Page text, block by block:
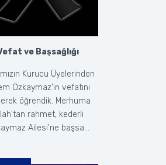
ve Başsağlığı
Kurucu Üyelerinden
Özkaymaz'ın vefatını
öğrendik. Merhuma
rahmet, kederli
Ailesi'ne başsa...